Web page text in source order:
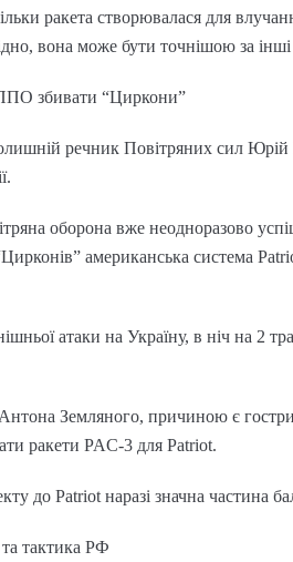
ракета створювалася для
вона може бути точнішою за
збивати “Циркони”
речник Повітряних сил Юрій
оборона вже неодноразово
американська система
атаки на Україну, в ніч на 2
Земляного, причиною є
ракети PAC-3 для Patriot.
до Patriot наразі значна частина
тактика РФ